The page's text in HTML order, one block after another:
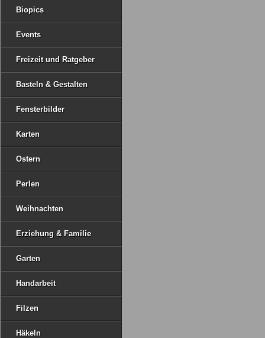
Biopics
Events
Freizeit und Ratgeber
Basteln & Gestalten
Fensterbilder
Karten
Ostern
Perlen
Weihnachten
Erziehung & Familie
Garten
Handarbeit
Filzen
Häkeln